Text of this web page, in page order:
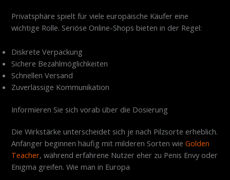
Privatsphäre spielt für viele europäische Käufer eine
wichtige Rolle. Seriöse Online-Shops bieten in der Regel:
Diskrete Verpackung
Sichere Bezahlmöglichkeiten
Schnellen Versand
Zuverlässige Kommunikation
Informieren Sie sich vorab über die Dosierung
Die Wirkstärke unterscheidet sich je nach Pilzsorte erheblich.
Anfänger beginnen häufig mit milderen Sorten wieGolden
Teacher, während erfahrene Nutzer eher zu Penis Envy oder
Enigma greifen. Wie man in Europa